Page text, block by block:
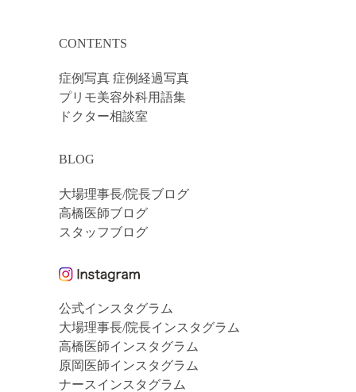
CONTENTS
症例写真 症例経過写真
プリモ美容外科用語集
ドクター相談室
BLOG
大場理事長/院長ブログ
高橋医師ブログ
スタッフブログ
公式インスタグラム
大場理事長/院長インスタグラム
高橋医師インスタグラム
原岡医師インスタグラム
ナースインスタグラム